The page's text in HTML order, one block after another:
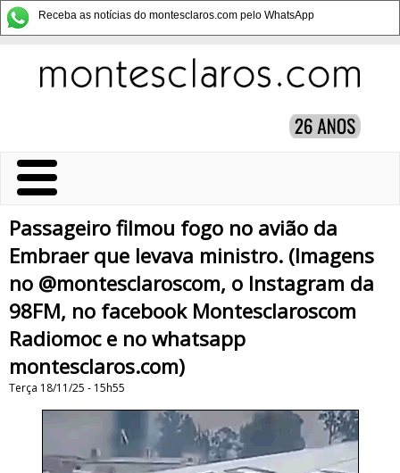
Receba as notícias do montesclaros.com pelo WhatsApp
Passageiro filmou fogo no avião da
Embraer que levava ministro. (Imagens
no @montesclaroscom, o Instagram da
98FM, no facebook Montesclaroscom
Radiomoc e no whatsapp
montesclaros.com)
Terça 18/11/25 - 15h55